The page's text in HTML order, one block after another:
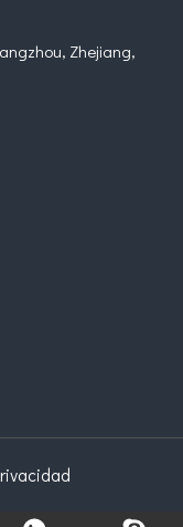
Zhejiang,